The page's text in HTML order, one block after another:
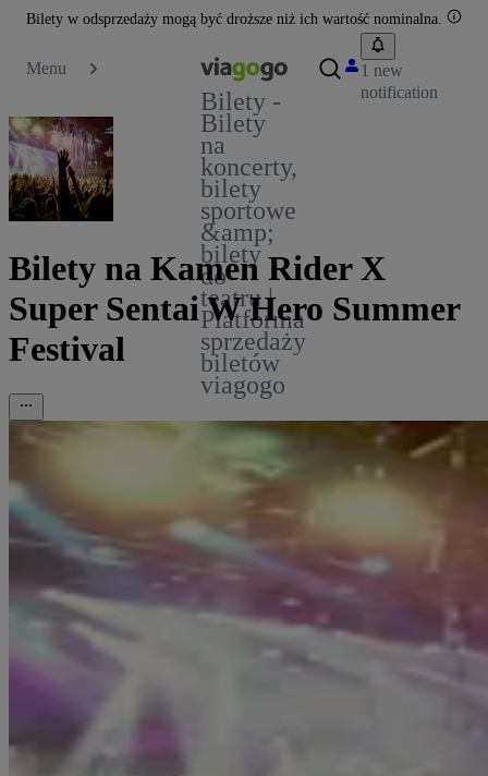
Bilety w odsprzedaży mogą być droższe niż ich wartość nominalna.
Menu
Bilety -
Bilety
na
koncerty,
bilety
sportowe
&amp;
bilety
do
teatru |
Platforma
sprzedaży
biletów
viagogo
1 new
notification
Bilety na Kamen Rider X
Super Sentai W Hero Summer
Festival